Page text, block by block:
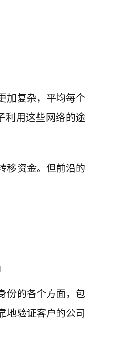
加复杂，平均每个
利用这些网络的途
移资金。但前沿的
份的各个方面，包
地验证客户的公司